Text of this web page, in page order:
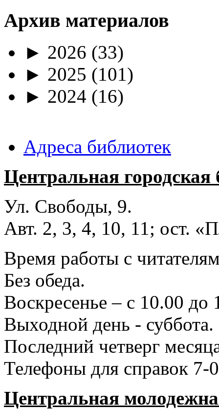
Архив материалов
► 2026 (33)
► 2025 (101)
► 2024 (16)
Адреса библиотек
Центральная
Ул. Свободы, 9.
Авт. 2, 3, 4, 10, 11; ост.
Время работы с
Без обеда.
Воскресенье – с 10.00 до
Выходной день - суббота.
Последний четверг
Телефоны для справок 7-
Центральная